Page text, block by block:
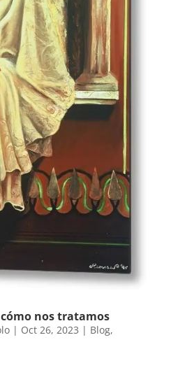
nos tratamos
| Oct 26, 2023 | Blog,